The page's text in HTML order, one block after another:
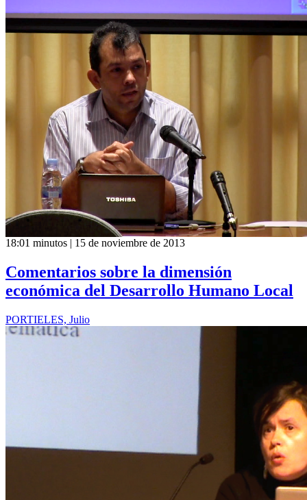
18:01 minutos | 15 de noviembre de 2013
Comentarios sobre la dimensión
económica del Desarrollo Humano Local
PORTIELES, Julio